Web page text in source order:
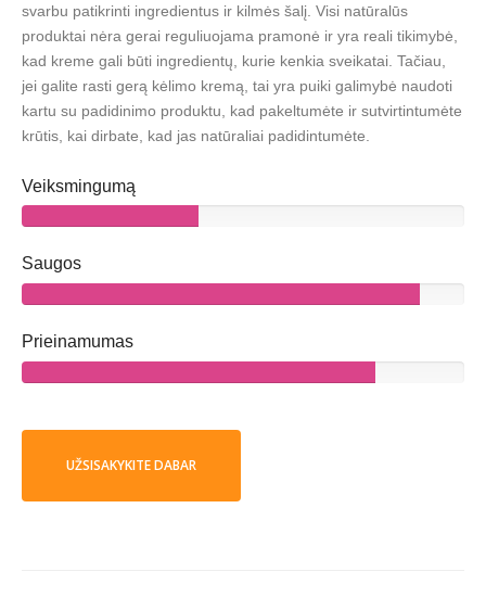
svarbu patikrinti ingredientus ir kilmės šalį. Visi natūralūs
produktai nėra gerai reguliuojama pramonė ir yra reali tikimybė,
kad kreme gali būti ingredientų, kurie kenkia sveikatai. Tačiau,
jei galite rasti gerą kėlimo kremą, tai yra puiki galimybė naudoti
kartu su padidinimo produktu, kad pakeltumėte ir sutvirtintumėte
krūtis, kai dirbate, kad jas natūraliai padidintumėte.
Veiksmingumą
Saugos
Prieinamumas
UŽSISAKYKITE DABAR